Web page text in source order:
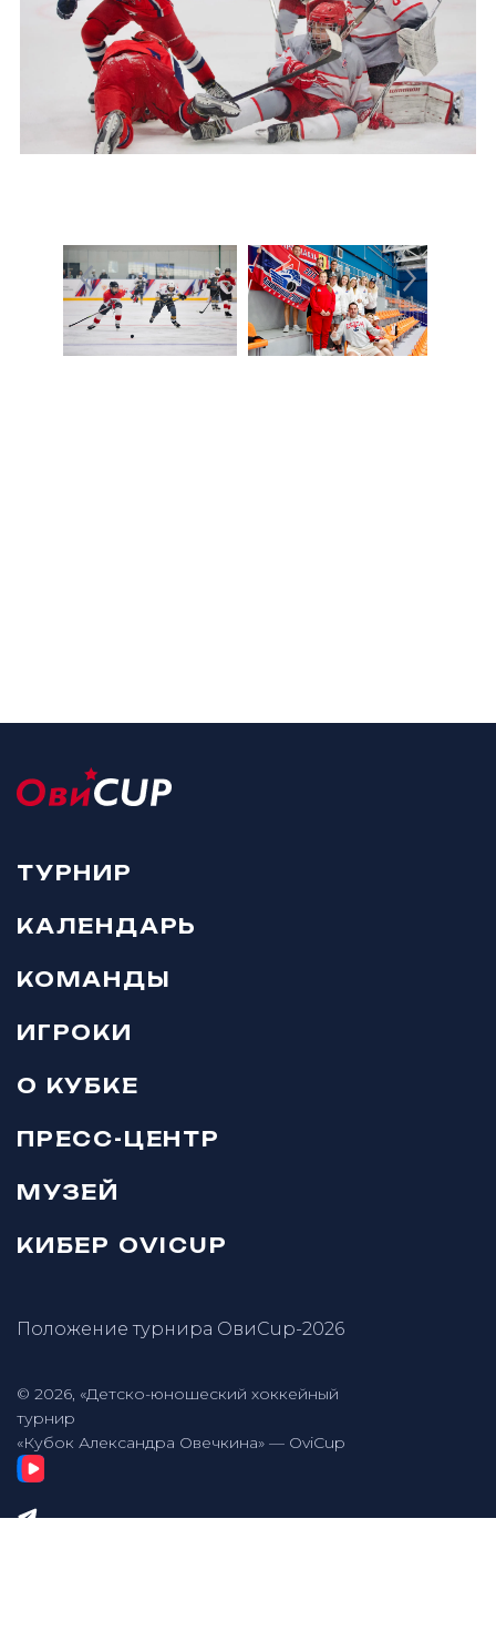
ТУРНИР
КАЛЕНДАРЬ
КОМАНДЫ
ИГРОКИ
О КУБКЕ
ПРЕСС-ЦЕНТР
МУЗЕЙ
КИБЕР OVICUP
Положение турнира ОвиCup-2026
© 2026, «Детско-юношеский хоккейный
турнир
«Кубок Александра Овечкина» — OviCup